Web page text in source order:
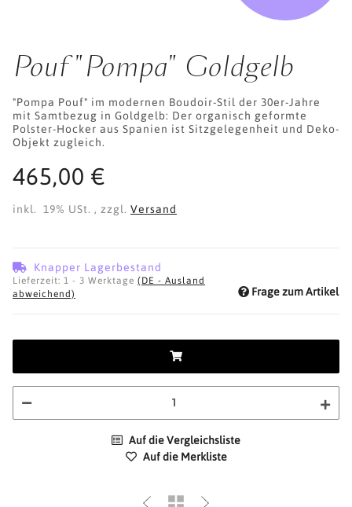
Pouf "Pompa" Goldgelb
"Pompa Pouf" im modernen Boudoir-Stil der 30er-Jahre
mit Samtbezug in Goldgelb: Der organisch geformte
Polster-Hocker aus Spanien ist Sitzgelegenheit und Deko-
Objekt zugleich.
465,00 €
inkl. 19% USt. , zzgl. Versand
Knapper Lagerbestand
Lieferzeit: 1 - 3 Werktage (DE - Ausland
abweichend)
Frage zum Artikel
Auf die Vergleichsliste
Auf die Merkliste